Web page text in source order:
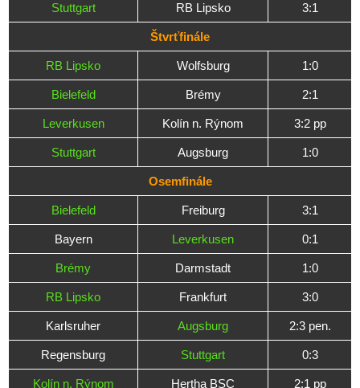
Stuttgart RB Lipsko 3:1
Štvrťfinále
RB Lipsko Wolfsburg 1:0
Bielefeld Brémy 2:1
Leverkusen Kolín n. Rýnom 3:2 pp
Stuttgart Augsburg 1:0
Osemfinále
Bielefeld Freiburg 3:1
Bayern Leverkusen 0:1
Brémy Darmstadt 1:0
RB Lipsko Frankfurt 3:0
Karlsruher Augsburg 2:3 pen.
Regensburg Stuttgart 0:3
Kolín n. Rýnom Hertha BSC 2:1 pp